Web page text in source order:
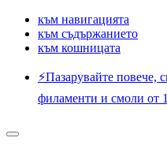
към навигацията
към съдържанието
към кошницата
⚡️Пазарувайте повече,
филаменти и смоли от